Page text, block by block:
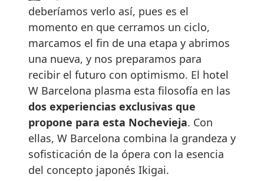
deberíamos verlo así, pues es el
momento en que cerramos un ciclo,
marcamos el fin de una etapa y abrimos
una nueva, y nos preparamos para
recibir el futuro con optimismo. El hotel
W Barcelona plasma esta filosofía en las
dos experiencias exclusivas que
propone para esta Nochevieja. Con
ellas, W Barcelona combina la grandeza y
sofisticación de la ópera con la esencia
del concepto japonés Ikigai.